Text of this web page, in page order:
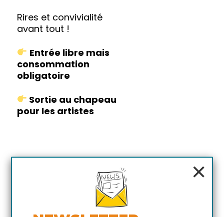
Rires et convivialité
avant tout !
Entrée libre mais
consommation
obligatoire
Sortie au chapeau
pour les artistes
×